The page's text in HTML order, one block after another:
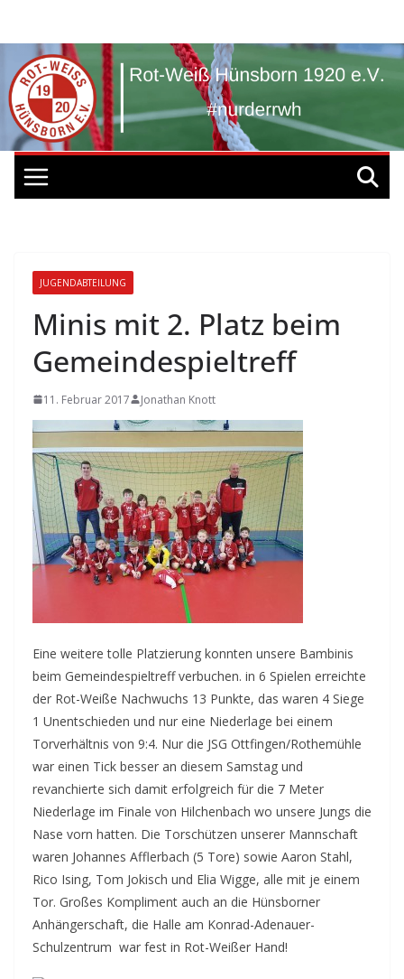
springen
JUGENDABTEILUNG
Minis mit 2. Platz beim
Gemeindespieltreff
11. Februar 2017 Jonathan Knott
Eine weitere tolle Platzierung konnten unsere Bambinis
beim Gemeindespieltreff verbuchen. in 6 Spielen erreichte
der Rot-Weiße Nachwuchs 13 Punkte, das waren 4 Siege
1 Unentschieden und nur eine Niederlage bei einem
Torverhältnis von 9:4. Nur die JSG Ottfingen/Rothemühle
war einen Tick besser an diesem Samstag und
revanchierte sich damit erfolgreich für die 7 Meter
Niederlage im Finale von Hilchenbach wo unsere Jungs die
Nase vorn hatten. Die Torschützen unserer Mannschaft
waren Johannes Afflerbach (5 Tore) sowie Aaron Stahl,
Rico Ising, Tom Jokisch und Elia Wigge, alle mit je einem
Tor. Großes Kompliment auch an die Hünsborner
Anhängerschaft, die Halle am Konrad-Adenauer-
Schulzentrum war fest in Rot-Weißer Hand!